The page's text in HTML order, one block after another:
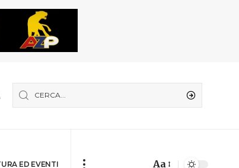
ED EVENTI Aa